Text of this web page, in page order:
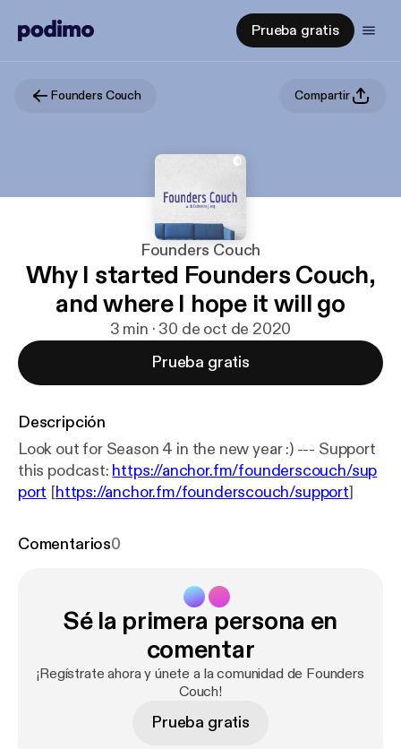
Prueba gratis
Founders Couch Compartir
Founders Couch
Why I started Founders Couch,
and where I hope it will go
3 min · 30 de oct de 2020
Prueba gratis
Descripción
Look out for Season 4 in the new year :) --- Support
this podcast: https://anchor.fm/founderscouch/sup
port [https://anchor.fm/founderscouch/support]
Comentarios0
Sé la primera persona en
comentar
¡Regístrate ahora y únete a la comunidad de Founders
Couch!
Prueba gratis